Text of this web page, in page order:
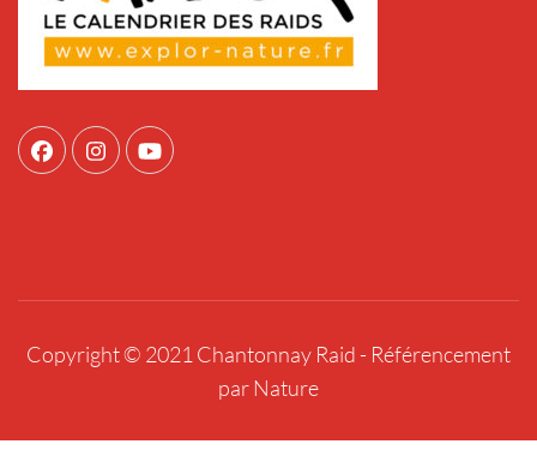
Copyright © 2021 Chantonnay Raid - Référencement
par Nature